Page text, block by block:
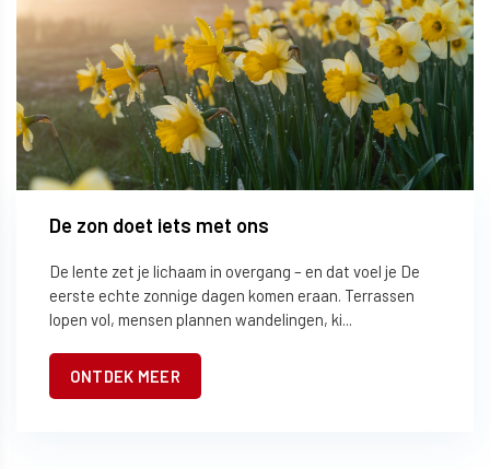
De zon doet iets met ons
De lente zet je lichaam in overgang – en dat voel je De
eerste echte zonnige dagen komen eraan. Terrassen
lopen vol, mensen plannen wandelingen, ki...
ONTDEK MEER